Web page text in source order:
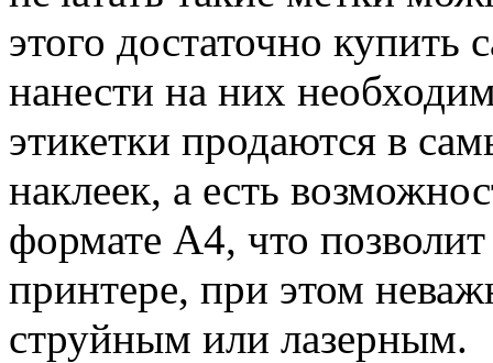
этого достаточно
нанести на них
этикетки продаются в
наклеек, а есть
формате А4, что
принтере, при этом
струйным или лазерным.